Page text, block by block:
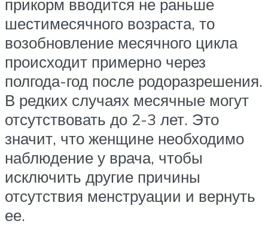
прикорм вводится не раньше
шестимесячного возраста, то
возобновление месячного цикла
происходит примерно через
полгода-год после родоразрешения.
В редких случаях месячные могут
отсутствовать до 2-3 лет. Это
значит, что женщине необходимо
наблюдение у врача, чтобы
исключить другие причины
отсутствия менструации и вернуть
ее.